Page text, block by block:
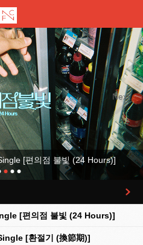
Next
[편의점 불빛 (24 Hours)]
[편의점 불빛 (24 Hours)]
[환절기 (換節期)]
더보기